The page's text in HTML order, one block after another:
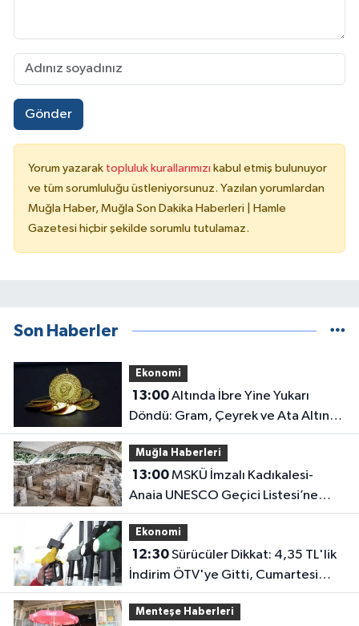
Gönder
Yorum yazarak topluluk kurallarımızı kabul etmiş bulunuyor
ve tüm sorumluluğu üstleniyorsunuz. Yazılan yorumlardan
Muğla Haber, Muğla Son Dakika Haberleri | Hamle
Gazetesi hiçbir şekilde sorumlu tutulamaz.
Son Haberler
Ekonomi
13:00Altında İbre Yine Yukarı
Döndü: Gram, Çeyrek ve Ata Altın
Kaç Lira Oldu?
Muğla Haberleri
13:00MSKÜ İmzalı Kadıkalesi-
Anaia UNESCO Geçici Listesi’ne
Girdi
Ekonomi
12:30Sürücüler Dikkat: 4,35 TL'lik
İndirim ÖTV'ye Gitti, Cumartesi
Günü Pompaya Dev Zam Geliyor!
Menteşe Haberleri